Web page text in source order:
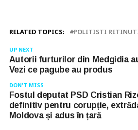
RELATED TOPICS: POLITISTI
UP NEXT
Autorii furturilor din Medgidia
Vezi ce pagube au produs
DON'T MISS
Fostul deputat PSD Cristian
definitiv pentru corupție,
Moldova și adus în țară